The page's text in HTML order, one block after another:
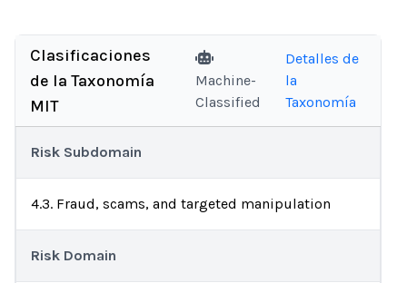
Clasificaciones
de la Taxonomía
MIT
Machine-
Classified
Detalles de
la
Taxonomía
Risk Subdomain
4.3. Fraud, scams, and targeted manipulation
Risk Domain